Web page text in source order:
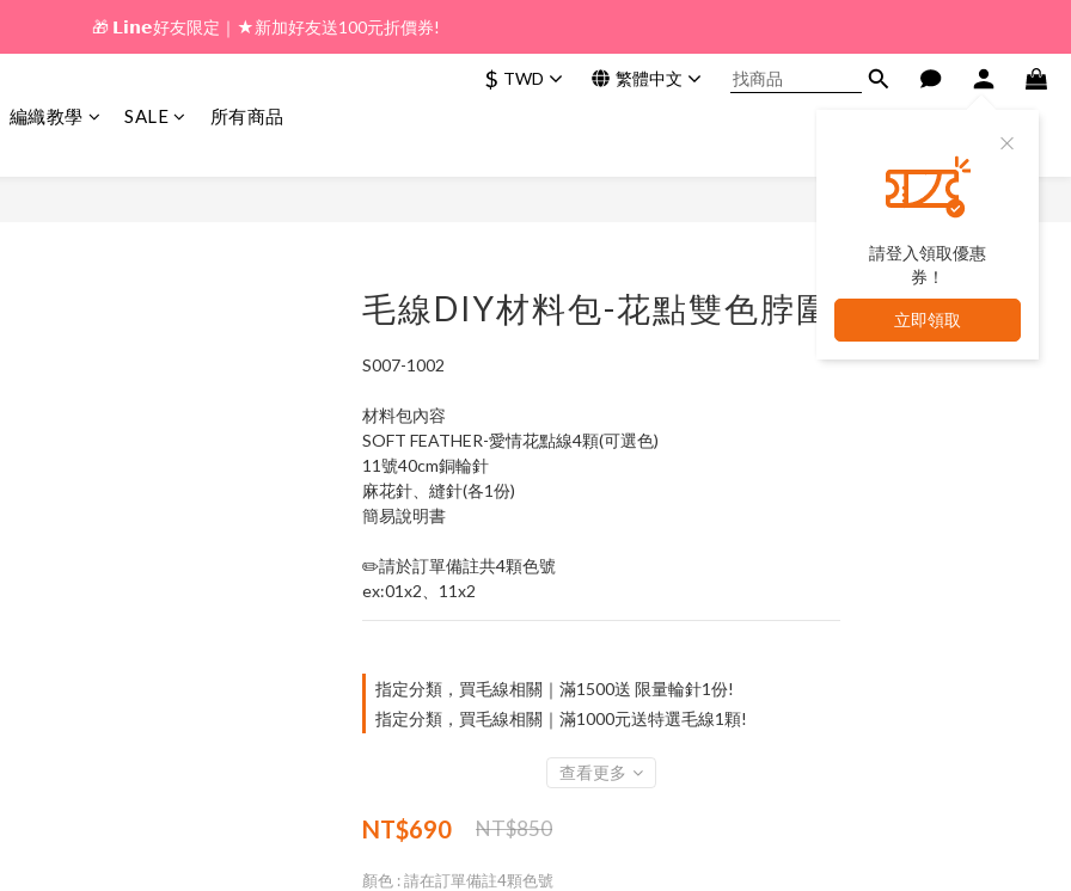
🎁 新好友購物金｜★加入新會員領券送100元!
🎁 𝗟𝗶𝗻𝗲好友限定｜★新加好友送100元折價券!
$ TWD 繁體中文
請登入領取優惠
券！
立即領取
編織教學 SALE 所有商品
毛線DIY材料包-花點雙色脖圍
S007-1002
材料包內容
SOFT FEATHER-愛情花點線4顆(可選色)
11號40cm銅輪針
麻花針、縫針(各1份)
簡易說明書
✏️請於訂單備註共4顆色號
ex:01x2、11x2
指定分類，買毛線相關｜滿1500送 限量輪針1份!
指定分類，買毛線相關｜滿1000元送特選毛線1顆!
查看更多
NT$690 NT$850
顏色 : 請在訂單備註4顆色號